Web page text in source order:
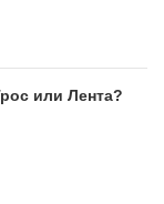
или Лента?